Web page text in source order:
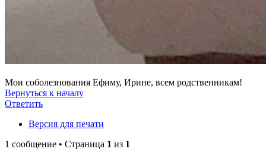
Мои соболезнования Ефиму, Ирине, всем родственникам!
Вернуться к началу
Ответить
Версия для печати
1 сообщение • Страница 1 из 1